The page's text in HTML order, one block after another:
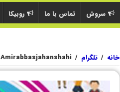
سروش تماس با ما روبیکا
خانه / تلگرام /
Amirabbasjahanshahi